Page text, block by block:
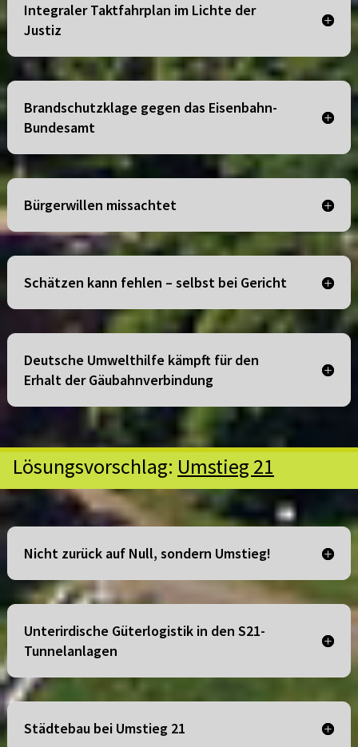
Integraler Taktfahrplan im Lichte der
Justiz
Brandschutzklage gegen das Eisenbahn-
Bundesamt
Bürgerwillen missachtet
Schätzen kann fehlen – selbst bei Gericht
Deutsche Umwelthilfe kämpft für den
Erhalt der Gäubahnverbindung
Lösungsvorschlag: Umstieg 21
Nicht zurück auf Null, sondern Umstieg!
Unterirdische Güterlogistik in den S21-
Tunnelanlagen
Städtebau bei Umstieg 21